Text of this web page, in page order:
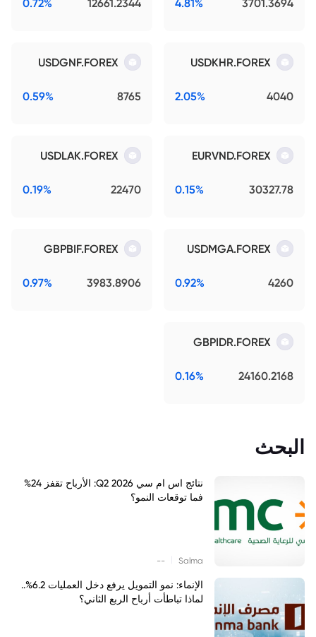
3701.3694
4.81%
12661.2344
0.72%
USDKHR.FOREX
4040
2.05%
USDGNF.FOREX
8765
0.59%
EURVND.FOREX
30327.78
0.15%
USDLAK.FOREX
22470
0.19%
USDMGA.FOREX
4260
0.92%
GBPBIF.FOREX
3983.8906
0.97%
GBPIDR.FOREX
24160.2168
0.16%
البحث
نتائج اس ام سي Q2 2026: الأرباح تقفز 24%
فما توقعات النمو؟
Salma
--
الإنماء: نمو التمويل يرفع دخل العمليات 6.2%..
لماذا تباطأت أرباح الربع الثاني؟